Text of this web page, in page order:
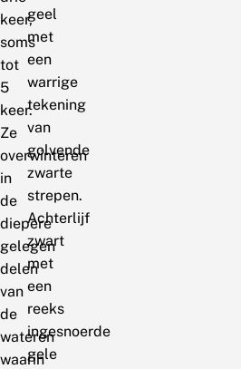
keer,
soms
tot
5
keer.
Ze
overwinteren
in
de
diepere
gelegen
delen
van
de
wateren
waarin
geel
met
een
warrige
tekening
van
golvende
zwarte
strepen.
Achterlijf
zwart
met
een
reeks
ingesnoerde
gele